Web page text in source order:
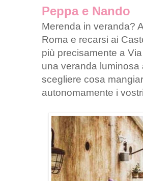
Peppa e Nando
Merenda in veranda?
Roma e recarsi ai
più precisamente a
una veranda luminosa
scegliere cosa
autonomamente i